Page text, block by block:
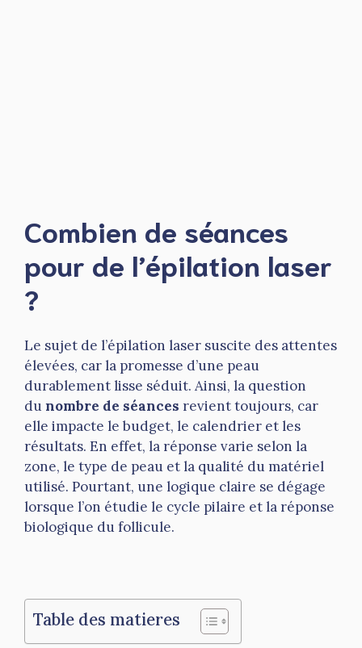
Combien de séances
pour de l’épilation laser
?
Le sujet de l’épilation laser suscite des attentes
élevées, car la promesse d’une peau
durablement lisse séduit. Ainsi, la question
dunombre de séances revient toujours, car
elle impacte le budget, le calendrier et les
résultats. En effet, la réponse varie selon la
zone, le type de peau et la qualité du matériel
utilisé. Pourtant, une logique claire se dégage
lorsque l’on étudie le cycle pilaire et la réponse
biologique du follicule.
Table des matieres